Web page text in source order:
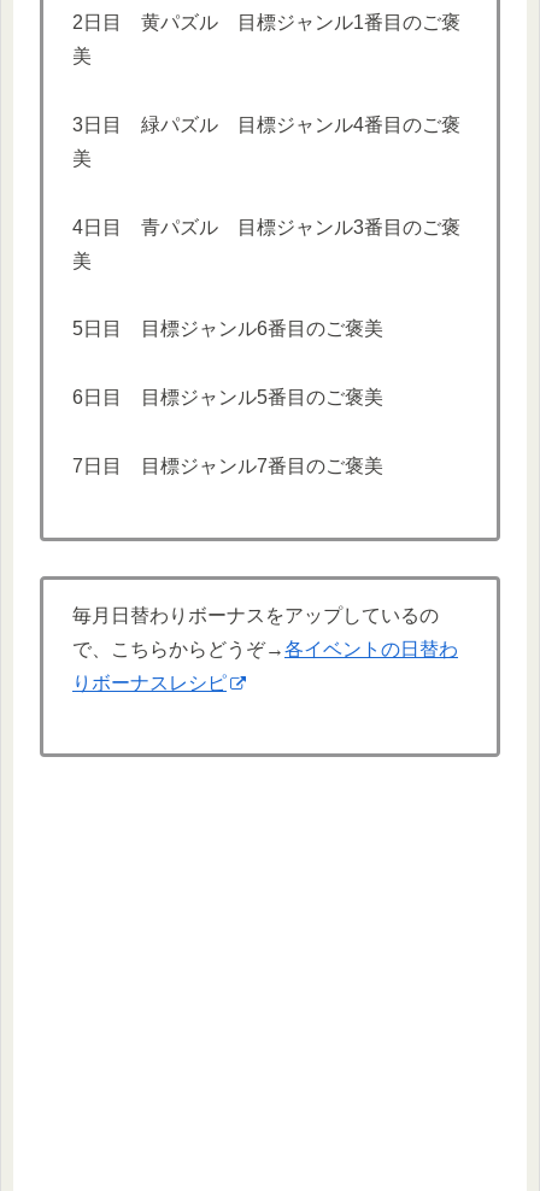
2日目 黄パズル 目標ジャンル1番目のご褒
美
3日目 緑パズル 目標ジャンル4番目のご褒
美
4日目 青パズル 目標ジャンル3番目のご褒
美
5日目 目標ジャンル6番目のご褒美
6日目 目標ジャンル5番目のご褒美
7日目 目標ジャンル7番目のご褒美
毎月日替わりボーナスをアップしているの
で、こちらからどうぞ→各イベントの日替わ
りボーナスレシピ